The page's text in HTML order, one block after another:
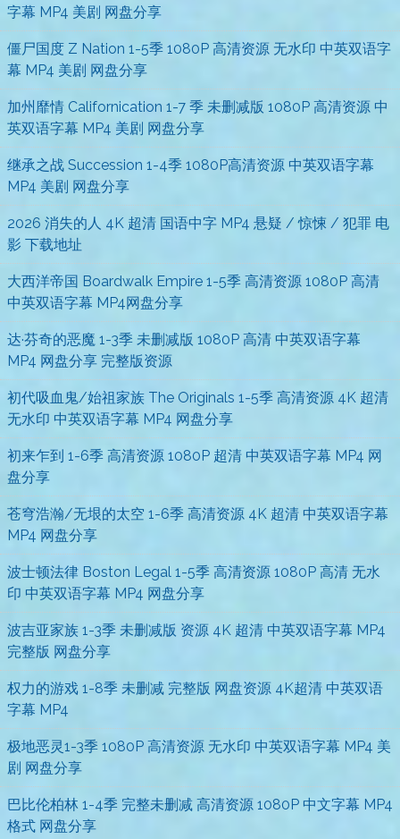
字幕 MP4 美剧 网盘分享
僵尸国度 Z Nation 1-5季 1080P 高清资源 无水印 中英双语字
幕 MP4 美剧 网盘分享
加州靡情 Californication 1-7 季 未删减版 1080P 高清资源 中
英双语字幕 MP4 美剧 网盘分享
继承之战 Succession 1-4季 1080P高清资源 中英双语字幕
MP4 美剧 网盘分享
2026 消失的人 4K 超清 国语中字 MP4 悬疑 / 惊悚 / 犯罪 电
影 下载地址
大西洋帝国 Boardwalk Empire 1-5季 高清资源 1080P 高清
中英双语字幕 MP4网盘分享
达·芬奇的恶魔 1-3季 未删减版 1080P 高清 中英双语字幕
MP4 网盘分享 完整版资源
初代吸血鬼/始祖家族 The Originals 1-5季 高清资源 4K 超清
无水印 中英双语字幕 MP4 网盘分享
初来乍到 1-6季 高清资源 1080P 超清 中英双语字幕 MP4 网
盘分享
苍穹浩瀚/无垠的太空 1-6季 高清资源 4K 超清 中英双语字幕
MP4 网盘分享
波士顿法律 Boston Legal 1-5季 高清资源 1080P 高清 无水
印 中英双语字幕 MP4 网盘分享
波吉亚家族 1-3季 未删减版 资源 4K 超清 中英双语字幕 MP4
完整版 网盘分享
权力的游戏 1-8季 未删减 完整版 网盘资源 4K超清 中英双语
字幕 MP4
极地恶灵1-3季 1080P 高清资源 无水印 中英双语字幕 MP4 美
剧 网盘分享
巴比伦柏林 1-4季 完整未删减 高清资源 1080P 中文字幕 MP4
格式 网盘分享